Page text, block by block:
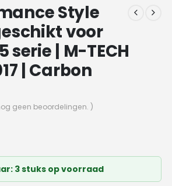
Style
voor
5 serie | M-TECH
| Carbon
geen beoordelingen. )
3 stuks op voorraad